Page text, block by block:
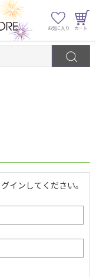
インしてください。